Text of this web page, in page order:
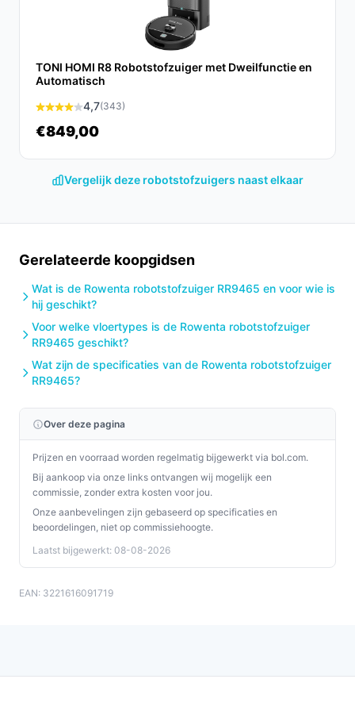
navigatietechnologie, krachtige elektroborstel en de
mogelijkheid om te dweilen, wat niet bij alle modellen
Conclusie
De Rowenta X-Plorer Serie 240+ AI RR9695 is een
uitstekende keuze voor wie op zoek is naar een
krachtige functies en gebruiksvriendelijke technologie
is het een waardevolle aanvulling op elk huishouden.
Ontdek alle specificaties en vergelijk prijzen op
bij jouw behoeften!
TONI HOMI R8 Robotstofzuiger met Dweilfunctie en
Automatisch
4,7(343)
€849,00
Vergelijk deze robotstofzuigers naast elkaar
Gerelateerde koopgidsen
Wat is de Rowenta robotstofzuiger RR9465 en voor wie is
hij geschikt?
Voor welke vloertypes is de Rowenta robotstofzuiger
RR9465 geschikt?
Wat zijn de specificaties van de Rowenta robotstofzuiger
RR9465?
Over deze pagina
Prijzen en voorraad worden regelmatig bijgewerkt via bol.com.
Bij aankoop via onze links ontvangen wij mogelijk een
commissie, zonder extra kosten voor jou.
Onze aanbevelingen zijn gebaseerd op specificaties en
beoordelingen, niet op commissiehoogte.
Laatst bijgewerkt: 08-08-2026
EAN: 3221616091719